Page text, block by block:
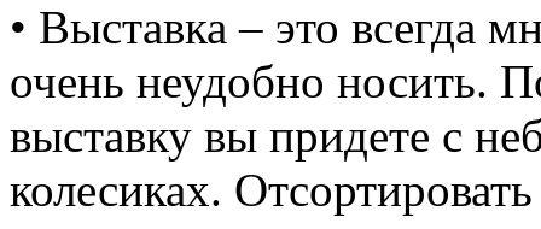
• Выставка – это всегда
очень неудобно носить.
выставку вы придете с
колесиках.